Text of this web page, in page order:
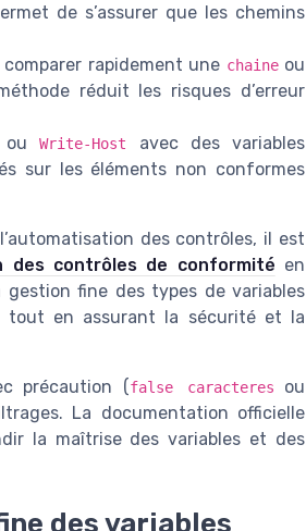
de s’assurer que les chemins
rapidement une chaineou
réduit les risques d’erreur
ouWrite-Host
avec des variables
sur les éléments non conformes
des contrôles, il est
des contrôles de conformité en
gestion fine des types de variables
tout en assurant la sécurité et la
précaution (false caracteres ou
La documentation officielle
la maîtrise des variables et des
des variables